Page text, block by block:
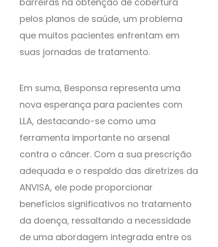
pelos planos de saúde, um problema
que muitos pacientes enfrentam em
suas jornadas de tratamento.
Em suma, Besponsa representa uma
nova esperança para pacientes com
LLA, destacando-se como uma
ferramenta importante no arsenal
contra o câncer. Com a sua prescrição
adequada e o respaldo das diretrizes da
ANVISA, ele pode proporcionar
benefícios significativos no tratamento
da doença, ressaltando a necessidade
de uma abordagem integrada entre os